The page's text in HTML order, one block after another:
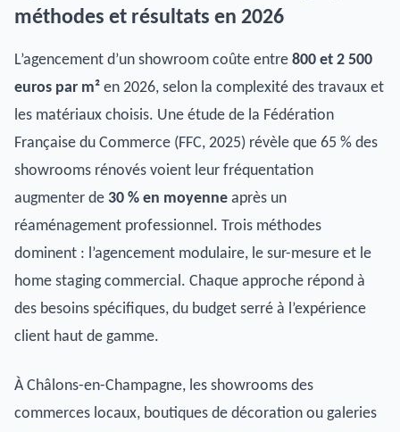
méthodes et résultats en 2026
L’agencement d’un showroom coûte entre 800 et 2 500
euros par m² en 2026, selon la complexité des travaux et
les matériaux choisis. Une étude de la Fédération
Française du Commerce (FFC, 2025) révèle que 65 % des
showrooms rénovés voient leur fréquentation
augmenter de 30 % en moyenne après un
réaménagement professionnel. Trois méthodes
dominent : l’agencement modulaire, le sur-mesure et le
home staging commercial. Chaque approche répond à
des besoins spécifiques, du budget serré à l’expérience
client haut de gamme.
À Châlons-en-Champagne, les showrooms des
commerces locaux, boutiques de décoration ou galeries